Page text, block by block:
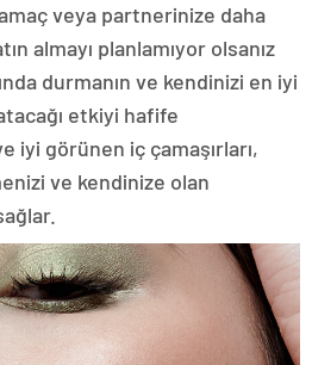
veya partnerinize daha
almayı planlamıyor olsanız
durmanın ve kendinizi en iyi
etkiyi hafife
iyi görünen iç çamaşırları,
ve kendinize olan